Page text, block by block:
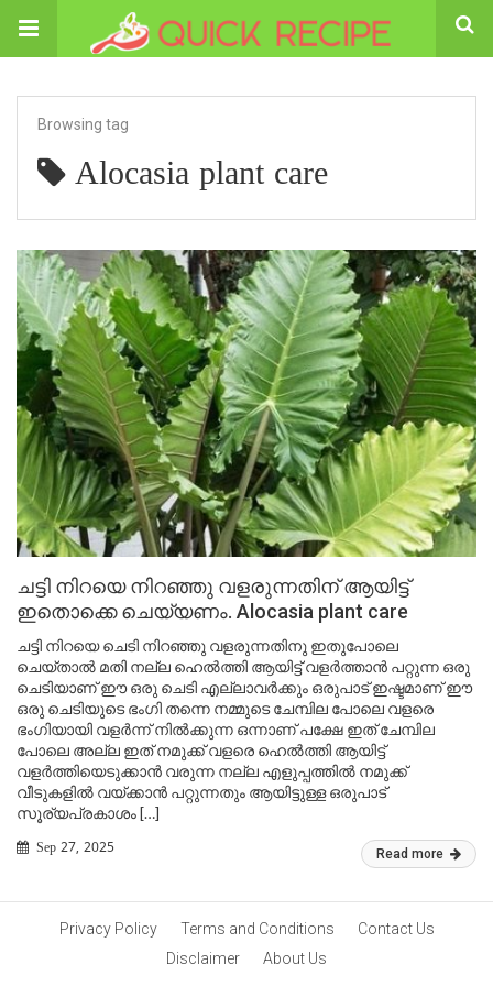
Browsing tag
Alocasia plant care
ചട്ടി നിറയെ നിറഞ്ഞു വളരുന്നതിന് ആയിട്ട്
ഇതൊക്കെ ചെയ്യണം. Alocasia plant care
ചട്ടി നിറയെ ചെടി നിറഞ്ഞു വളരുന്നതിനു ഇതുപോലെ
ചെയ്താൽ മതി നല്ല ഹെൽത്തി ആയിട്ട് വളർത്താൻ പറ്റുന്ന ഒരു
ചെടിയാണ് ഈ ഒരു ചെടി എല്ലാവർക്കും ഒരുപാട് ഇഷ്ടമാണ് ഈ
ഒരു ചെടിയുടെ ഭംഗി തന്നെ നമ്മുടെ ചേമ്പില പോലെ വളരെ
ഭംഗിയായി വളർന്ന് നിൽക്കുന്ന ഒന്നാണ് പക്ഷേ ഇത് ചേമ്പില
പോലെ അല്ല ഇത് നമുക്ക് വളരെ ഹെൽത്തി ആയിട്ട്
വളർത്തിയെടുക്കാൻ വരുന്ന നല്ല എളുപ്പത്തിൽ നമുക്ക്
വീടുകളിൽ വയ്ക്കാൻ പറ്റുന്നതും ആയിട്ടുള്ള ഒരുപാട്
സൂര്യപ്രകാശം […]
Sep 27, 2025 Read more
Privacy Policy Terms and Conditions
Contact Us
Disclaimer
About Us